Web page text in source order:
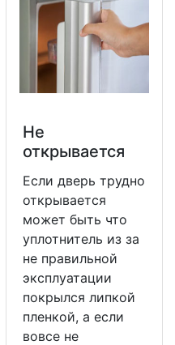
Не
открывается
Если дверь трудно
открывается
может быть что
уплотнитель из за
не правильной
эксплуатации
покрылся липкой
пленкой, а если
вовсе не